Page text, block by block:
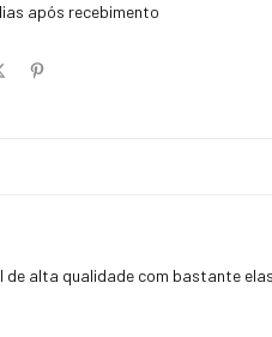
após recebimento
de alta qualidade com bastante